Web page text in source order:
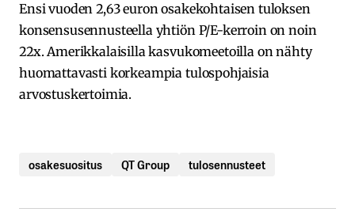
Ensi vuoden 2,63 euron osakekohtaisen tuloksen
konsensusennusteella yhtiön P/E-kerroin on noin
22x. Amerikkalaisilla kasvukomeetoilla on nähty
huomattavasti korkeampia tulospohjaisia
arvostuskertoimia.
osakesuositus QT Group tulosennusteet